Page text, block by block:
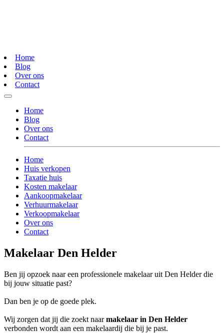
Home
Blog
Over ons
Contact
Home
Blog
Over ons
Contact
Home
Huis verkopen
Taxatie huis
Kosten makelaar
Aankoopmakelaar
Verhuurmakelaar
Verkoopmakelaar
Over ons
Contact
Makelaar Den Helder
Ben jij opzoek naar een professionele makelaar uit Den Helder die
bij jouw situatie past?
Dan ben je op de goede plek.
Wij zorgen dat jij die zoekt naarmakelaar in Den Helder
verbonden wordt aan een makelaardij die bij je past.